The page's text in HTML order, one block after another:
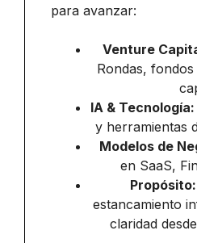
para avanzar:
Venture
Rondas,
IA & Tecnología:
y herramientas
Modelos de
en SaaS,
Propósito:
estancamiento
claridad